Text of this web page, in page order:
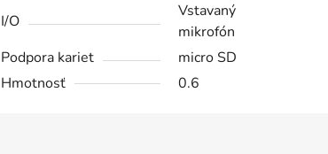
I/O
Vstavaný
mikrofón
Podpora kariet
micro SD
Hmotnosť
0.6